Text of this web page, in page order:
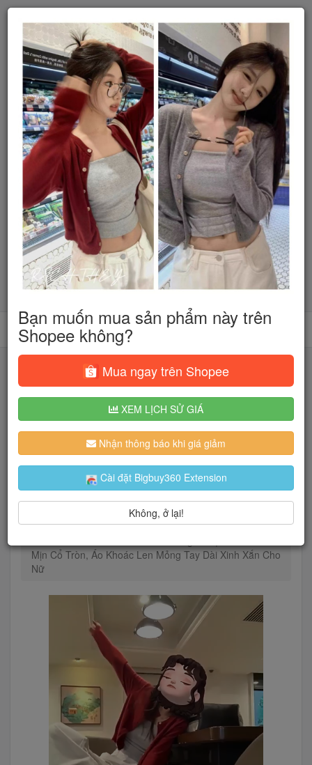
Tìm kiếm
Người dùng đang quan tâm đến 🔥...
Trang chủ Thời Trang Nữ
Áo len & Cardigan
Mịn Cổ Tròn, Áo Khoác Len Mỏng Tay Dài Xinh Xắn Cho
Nữ
Bạn muốn mua sản phẩm này trên
Shopee không?
Mua ngay trên Shopee
XEM LỊCH SỬ GIÁ
Nhận thông báo khi giá giảm
Cài đặt Bigbuy360 Extension
Không, ở lại!